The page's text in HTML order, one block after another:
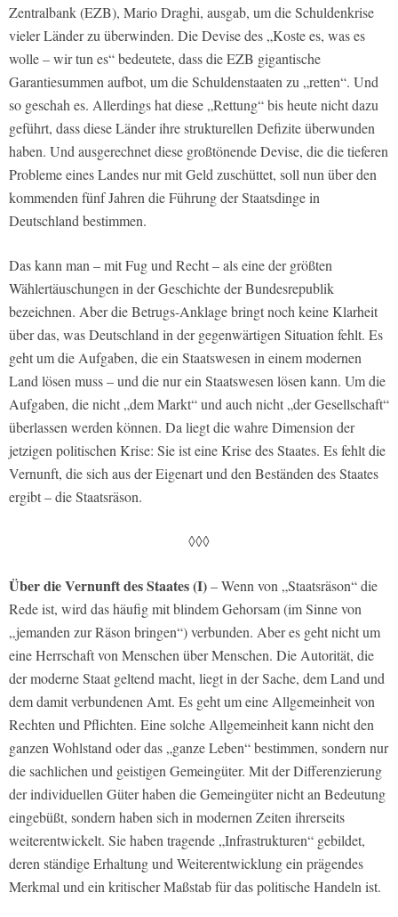
Zentralbank (EZB), Mario Draghi, ausgab, um die Schuldenkrise
vieler Länder zu überwinden. Die Devise des „Koste es, was es
wolle – wir tun es“ bedeutete, dass die EZB gigantische
Garantiesummen aufbot, um die Schuldenstaaten zu „retten“. Und
so geschah es. Allerdings hat diese „Rettung“ bis heute nicht dazu
geführt, dass diese Länder ihre strukturellen Defizite überwunden
haben. Und ausgerechnet diese großtönende Devise, die die tieferen
Probleme eines Landes nur mit Geld zuschüttet, soll nun über den
kommenden fünf Jahren die Führung der Staatsdinge in
Deutschland bestimmen.
Das kann man – mit Fug und Recht – als eine der größten
Wählertäuschungen in der Geschichte der Bundesrepublik
bezeichnen. Aber die Betrugs-Anklage bringt noch keine Klarheit
über das, was Deutschland in der gegenwärtigen Situation fehlt. Es
geht um die Aufgaben, die ein Staatswesen in einem modernen
Land lösen muss – und die nur ein Staatswesen lösen kann. Um die
Aufgaben, die nicht „dem Markt“ und auch nicht „der Gesellschaft“
überlassen werden können. Da liegt die wahre Dimension der
jetzigen politischen Krise: Sie ist eine Krise des Staates. Es fehlt die
Vernunft, die sich aus der Eigenart und den Beständen des Staates
ergibt – die Staatsräson.
◊◊◊
Über die Vernunft des Staates (I)– Wenn von „Staatsräson“ die
Rede ist, wird das häufig mit blindem Gehorsam (im Sinne von
„jemanden zur Räson bringen“) verbunden. Aber es geht nicht um
eine Herrschaft von Menschen über Menschen. Die Autorität, die
der moderne Staat geltend macht, liegt in der Sache, dem Land und
dem damit verbundenen Amt. Es geht um eine Allgemeinheit von
Rechten und Pflichten. Eine solche Allgemeinheit kann nicht den
ganzen Wohlstand oder das „ganze Leben“ bestimmen, sondern nur
die sachlichen und geistigen Gemeingüter. Mit der Differenzierung
der individuellen Güter haben die Gemeingüter nicht an Bedeutung
eingebüßt, sondern haben sich in modernen Zeiten ihrerseits
weiterentwickelt. Sie haben tragende „Infrastrukturen“ gebildet,
deren ständige Erhaltung und Weiterentwicklung ein prägendes
Merkmal und ein kritischer Maßstab für das politische Handeln ist.